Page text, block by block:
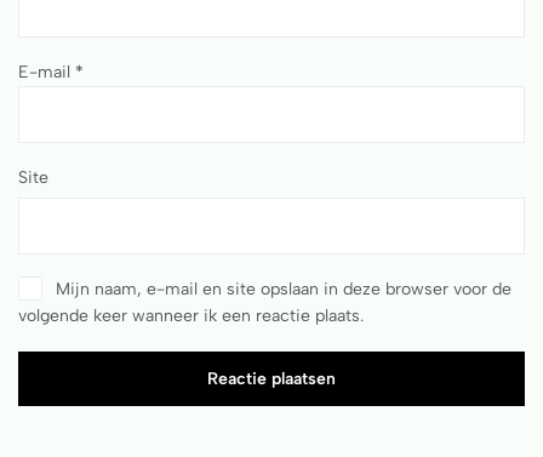
E-mail *
Site
Mijn naam, e-mail en site opslaan in deze browser voor de
volgende keer wanneer ik een reactie plaats.
Reactie plaatsen